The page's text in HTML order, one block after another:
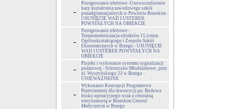
Postępowanie ofertowe -Unowocześnienie
bazy kształcenia zawodowego szkół
ponadgimnazjalnych w Powiecie Brzeskim -
USUNIĘCIE WAD I USTEREK
POWSTAŁYCH NA OBIEKCIE
Postępowanie ofertowe -
Termomodernizacja obiektów I Liceum
Ogólnokształcącego i Zespołu Szkół
Ekonomicznych w Brzegu - USUNIĘCIE
WAD I USTEREK POWSTAŁYCH NA
OBIEKCIE
Projekt i wykonanie systemu sygnalizacji
pożarowej - Schronisko Młodzieżowe , przy
ul. Wyszyńskiego 23 w Brzegu -
UNIEWAŻNIONE
Wykonanie Koncepcji Programowo
Przestrzennej dla inwestycji pn. Budowa
bloku operacyjnego wraz z centralną
sterylizatorią w Brzeskim Centrul
Medycznym w Brzegu